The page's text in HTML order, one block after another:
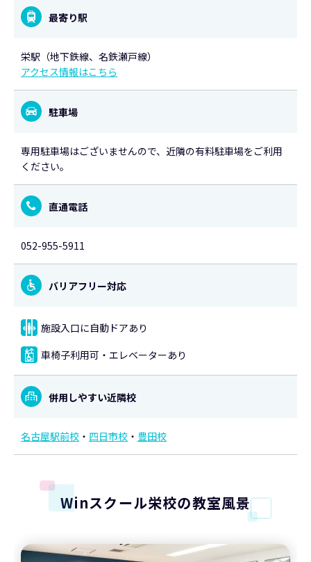
最寄り駅
栄駅（地下鉄線、名鉄瀬戸線）
アクセス情報はこちら
駐車場
専用駐車場はございませんので、近隣の有料駐車場をご利用
ください。
直通電話
052-955-5911
バリアフリー対応
施設入口に自動ドアあり
車椅子利用可・エレベーターあり
併用しやすい近隣校
名古屋駅前校 ・ 四日市校 ・ 豊田校
Winスクール栄校の教室風景